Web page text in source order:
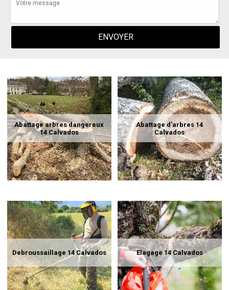
Abattage arbres dangereux
14 Calvados
Abattage d'arbres 14
Calvados
Debroussaillage 14 Calvados Elagage 14 Calvados